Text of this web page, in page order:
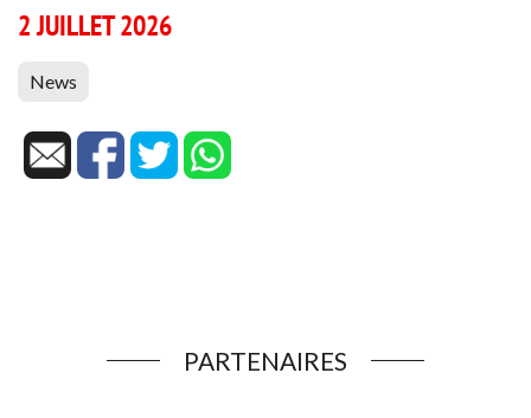
2 JUILLET 2026
News
PARTENAIRES